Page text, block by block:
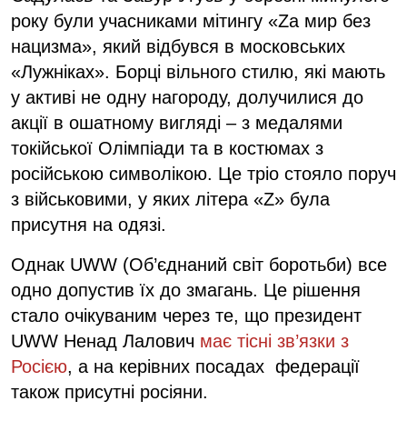
року були учасниками мітингу «Za мир без
нацизма», який відбувся в московських
«Лужніках». Борці вільного стилю, які мають
у активі не одну нагороду, долучилися до
акції в ошатному вигляді – з медалями
токійської Олімпіади та в костюмах з
російською символікою. Це тріо стояло поруч
з військовими, у яких літера «Z» була
присутня на одязі.
Однак UWW (Об’єднаний світ боротьби) все
одно допустив їх до змагань. Це рішення
стало очікуваним через те, що президент
UWW Ненад Лалович має тісні зв’язки з
Росією, а на керівних посадах федерації
також присутні росіяни.